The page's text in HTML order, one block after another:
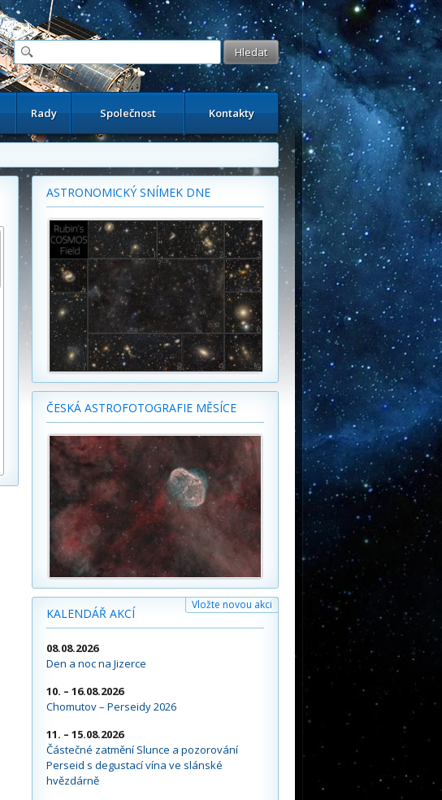
Rady Společnost Kontakty
ASTRONOMICKÝ SNÍMEK DNE
ČESKÁ ASTROFOTOGRAFIE MĚSÍCE
KALENDÁŘ AKCÍ
Vložte novou akci
08.08.2026
Den a noc na Jizerce
10. – 16.08.2026
Chomutov – Perseidy 2026
11. – 15.08.2026
Částečné zatmění Slunce a pozorování
Perseid s degustací vína ve slánské
hvězdárně